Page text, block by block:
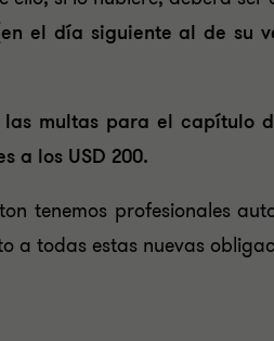
el día siguiente al de su
las multas para el capítulo
a los USD 200.
tenemos profesionales
a todas estas nuevas